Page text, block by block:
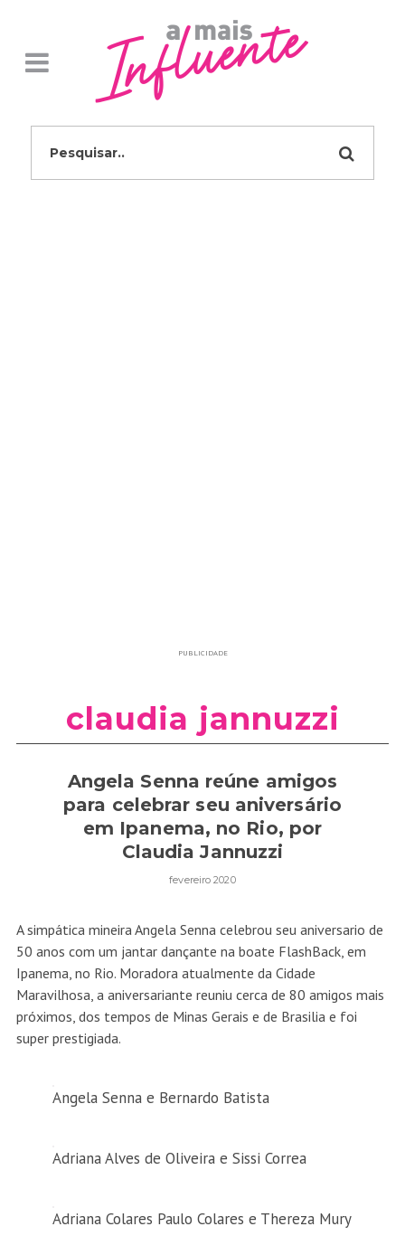
PUBLICIDADE
claudia jannuzzi
Angela Senna reúne amigos
para celebrar seu aniversário
em Ipanema, no Rio, por
Claudia Jannuzzi
fevereiro 2020
A simpática mineira Angela Senna celebrou seu aniversario de
50 anos com um jantar dançante na boate FlashBack, em
Ipanema, no Rio. Moradora atualmente da Cidade
Maravilhosa, a aniversariante reuniu cerca de 80 amigos mais
próximos, dos tempos de Minas Gerais e de Brasilia e foi
super prestigiada.
Angela Senna e Bernardo Batista
Adriana Alves de Oliveira e Sissi Correa
Adriana Colares Paulo Colares e Thereza Mury